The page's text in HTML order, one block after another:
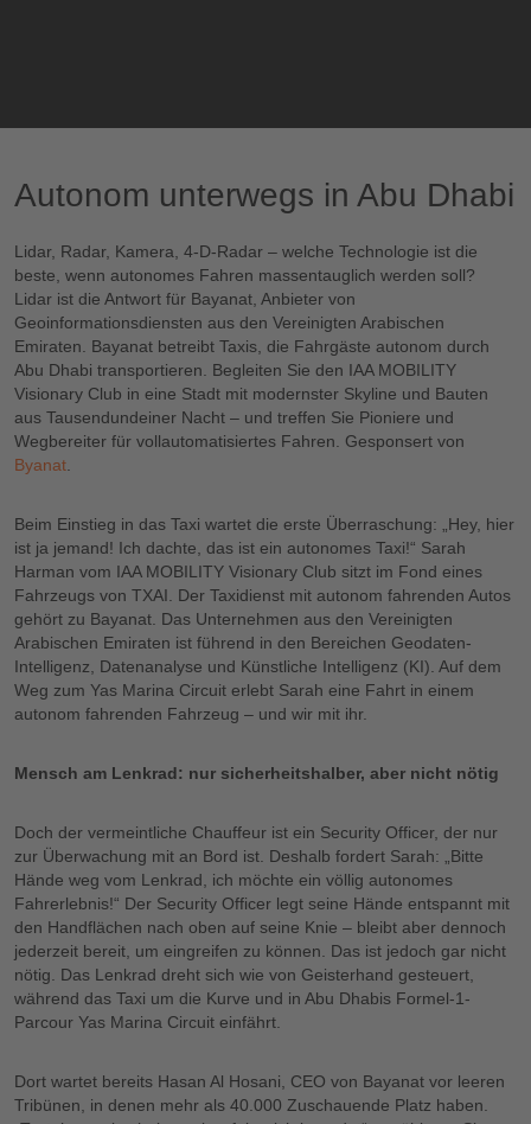
Funktionale Cookies, um sich dieses
Autonom unterwegs in Abu Dhabi
Lidar, Radar, Kamera, 4-D-Radar – welche Technologie ist die
beste, wenn autonomes Fahren massentauglich werden soll?
Lidar ist die Antwort für Bayanat, Anbieter von
Geoinformationsdiensten aus den Vereinigten Arabischen
Emiraten. Bayanat betreibt Taxis, die Fahrgäste autonom durch
Abu Dhabi transportieren. Begleiten Sie den IAA MOBILITY
Visionary Club in eine Stadt mit modernster Skyline und Bauten
aus Tausendundeiner Nacht – und treffen Sie Pioniere und
Wegbereiter für vollautomatisiertes Fahren. Gesponsert von
Byanat
Beim Einstieg in das Taxi wartet die erste Überraschung: „Hey, hier
ist ja jemand! Ich dachte, das ist ein autonomes Taxi!“ Sarah
Harman vom IAA MOBILITY Visionary Club sitzt im Fond eines
Fahrzeugs von TXAI. Der Taxidienst mit autonom fahrenden Autos
gehört zu Bayanat. Das Unternehmen aus den Vereinigten
Arabischen Emiraten ist führend in den Bereichen Geodaten-
Intelligenz, Datenanalyse und Künstliche Intelligenz (KI). Auf dem
Weg zum Yas Marina Circuit erlebt Sarah eine Fahrt in einem
autonom fahrenden Fahrzeug – und wir mit ihr.
Mensch am Lenkrad: nur sicherheitshalber, aber nicht nötig
Doch der vermeintliche Chauffeur ist ein Security Officer, der nur
zur Überwachung mit an Bord ist. Deshalb fordert Sarah: „Bitte
Hände weg vom Lenkrad, ich möchte ein völlig autonomes
Fahrerlebnis!“ Der Security Officer legt seine Hände entspannt mit
den Handflächen nach oben auf seine Knie – bleibt aber dennoch
jederzeit bereit, um eingreifen zu können. Das ist jedoch gar nicht
nötig. Das Lenkrad dreht sich wie von Geisterhand gesteuert,
während das Taxi um die Kurve und in Abu Dhabis Formel-1-
Parcour Yas Marina Circuit einfährt.
Dort wartet bereits Hasan Al Hosani, CEO von Bayanat vor leeren
Tribünen, in denen mehr als 40.000 Zuschauende Platz haben.